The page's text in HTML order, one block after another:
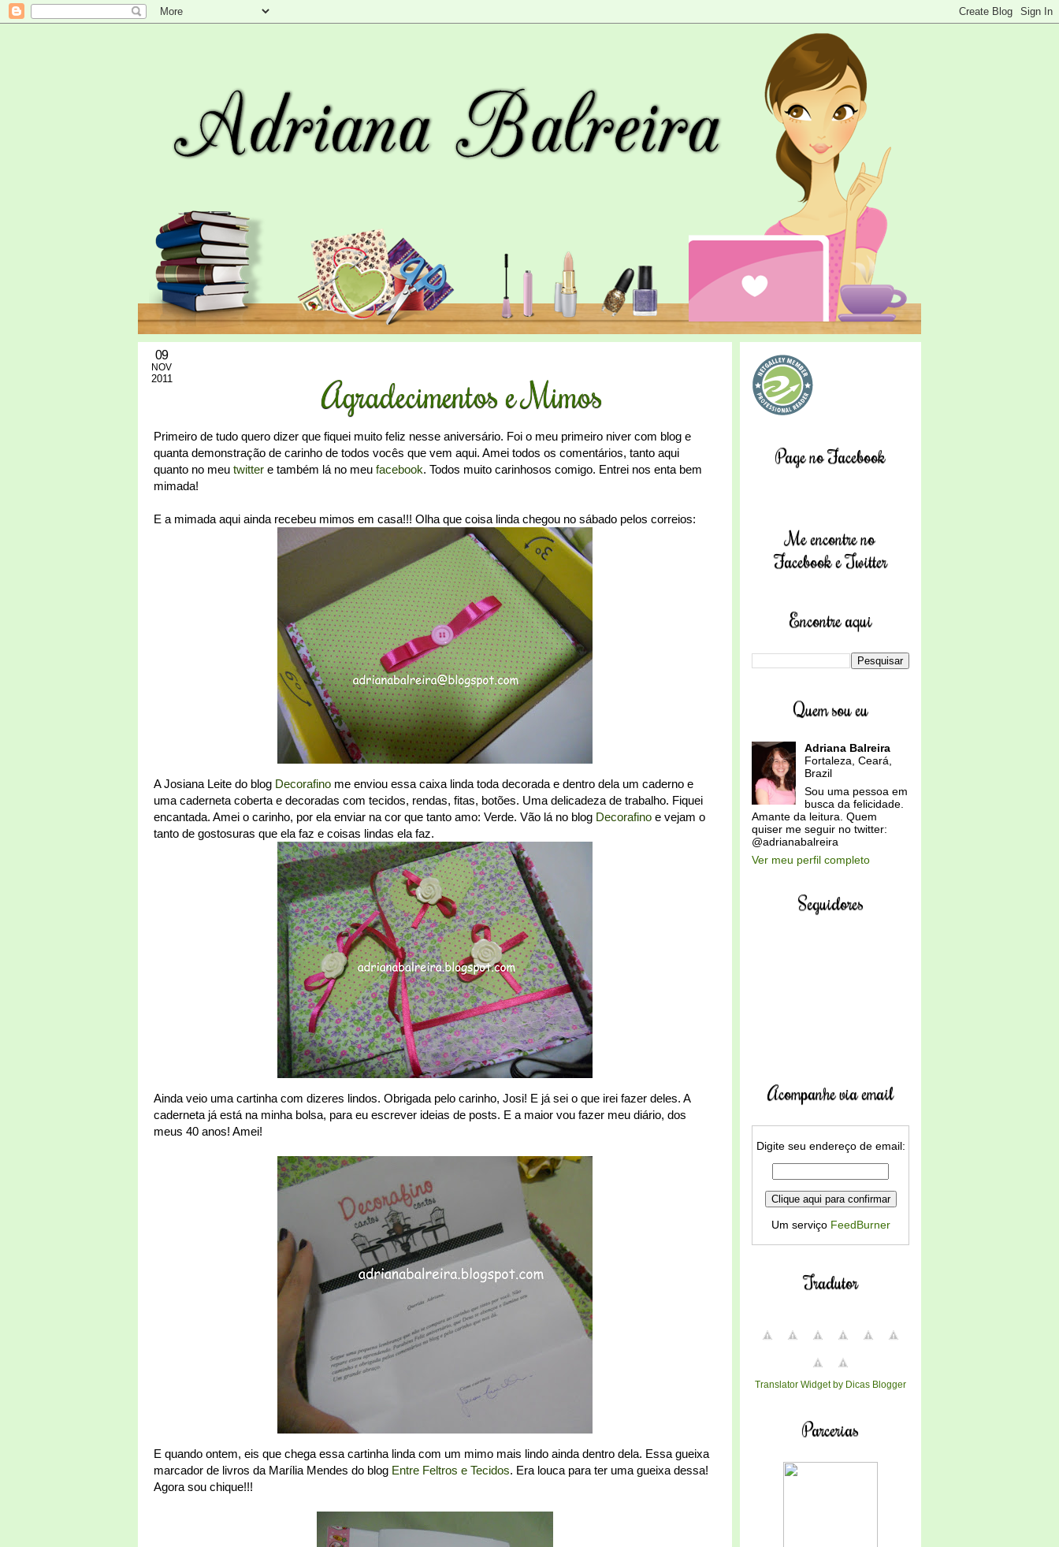
09
NOV
2011 Agradecimentos e Mimos
Primeiro de tudo quero dizer que fiquei muito feliz nesse aniversário. Foi o meu primeiro niver com blog e
quanta demonstração de carinho de todos vocês que vem aqui. Amei todos os comentários, tanto aqui
quanto no meu twitter e também lá no meu facebook. Todos muito carinhosos comigo. Entrei nos enta bem
mimada!
E a mimada aqui ainda recebeu mimos em casa!!! Olha que coisa linda chegou no sábado pelos correios:
A Josiana Leite do blog Decorafino me enviou essa caixa linda toda decorada e dentro dela um caderno e
uma caderneta coberta e decoradas com tecidos, rendas, fitas, botões. Uma delicadeza de trabalho. Fiquei
encantada. Amei o carinho, por ela enviar na cor que tanto amo: Verde. Vão lá no blog Decorafino e vejam o
tanto de gostosuras que ela faz e coisas lindas ela faz.
Ainda veio uma cartinha com dizeres lindos. Obrigada pelo carinho, Josi! E já sei o que irei fazer deles. A
caderneta já está na minha bolsa, para eu escrever ideias de posts. E a maior vou fazer meu diário, dos
meus 40 anos! Amei!
E quando ontem, eis que chega essa cartinha linda com um mimo mais lindo ainda dentro dela. Essa gueixa
marcador de livros da Marília Mendes do blog Entre Feltros e Tecidos. Era louca para ter uma gueixa dessa!
Agora sou chique!!!
Page no Facebook
Me encontre no
Facebook e Twitter
Encontre aqui
Quem sou eu
Adriana Balreira
Fortaleza, Ceará,
Brazil
Sou uma pessoa em
busca da felicidade.
Amante da leitura. Quem
quiser me seguir no twitter:
@adrianabalreira
Ver meu perfil completo
Seguidores
Acompanhe via email
Digite seu endereço de email:
Um serviço FeedBurner
Tradutor
Translator Widget by Dicas Blogger
Parcerias